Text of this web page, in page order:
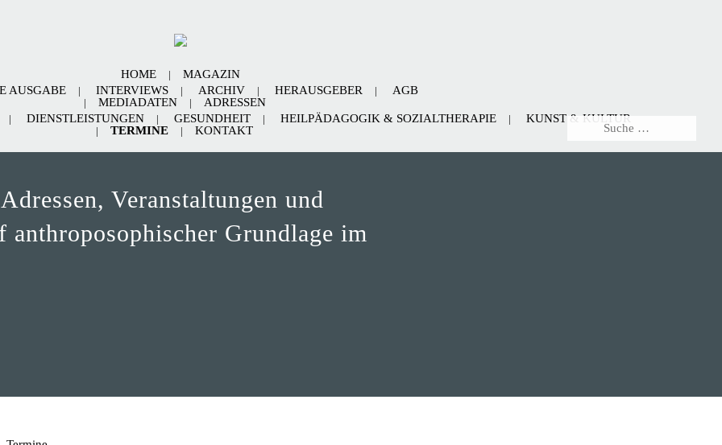
HOME
MAGAZIN
AUSGABE
INTERVIEWS ARCHIV HERAUSGEBER
AGB
MEDIADATEN
ADRESSEN
DIENSTLEISTUNGEN GESUNDHEIT HEILPÄDAGOGIK & SOZIALTHERAPIE
KUNST & KULTUR
TERMINE
KONTAKT
Veranstaltungen und
Grundlage im